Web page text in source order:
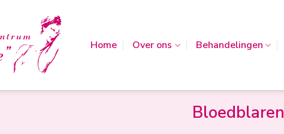
Home Over ons Behandelingen
Bloedblaren